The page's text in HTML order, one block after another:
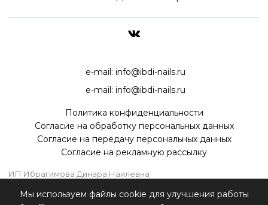
e-mail: info@ibdi-nails.ru
e-mail: info@ibdi-nails.ru
Политика конфиденциальности
Согласие на обработку персональных данных
Согласие на передачу персональных данных
Согласие на рекламную рассылку
ИП Ибрагимова Динара Наилевна
ОГРНИП 315595800070181
Мы используем файлы cookie для улучшения работы